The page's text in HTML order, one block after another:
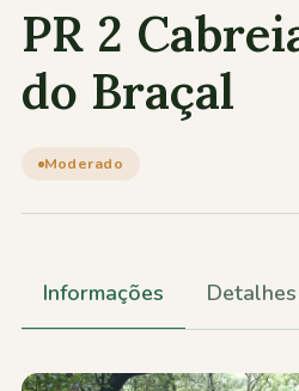
Atividades
Participações
Diversos
Contactos
PR 2
do Braçal
Moderado
Informações Detalhes